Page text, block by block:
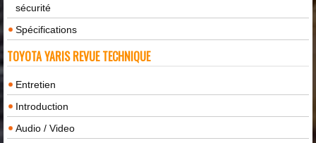
sécurité
Spécifications
TOYOTA YARIS REVUE TECHNIQUE
Entretien
Introduction
Audio / Video